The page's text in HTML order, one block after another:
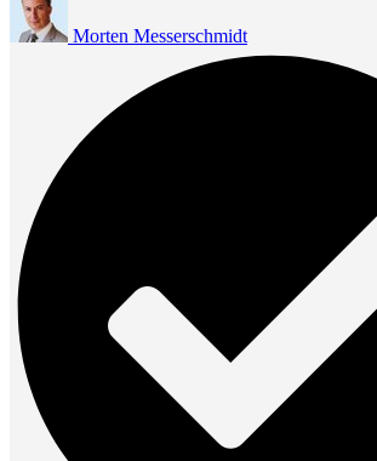
Morten Messerschmidt